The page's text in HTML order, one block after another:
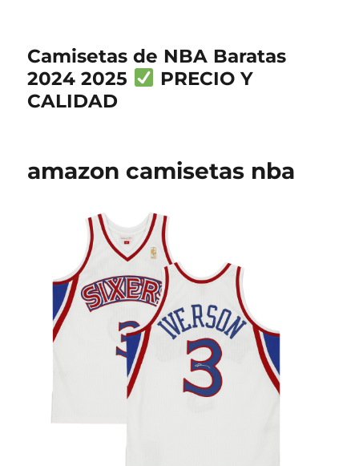
Camisetas de NBA Baratas
2024 2025
PRECIO Y
CALIDAD
amazon camisetas nba